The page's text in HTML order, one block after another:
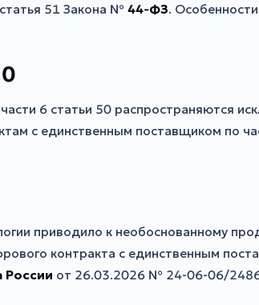
51 Закона № 44‑ФЗ.
6 статьи 50 распространяются
с единственным поставщиком по
приводило к необоснованному
контракта с единственным
от 26.03.2026 № 24-06-06/